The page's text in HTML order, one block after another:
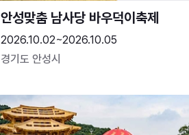
안성맞춤 남사당 바우덕이축제
2026.10.02~2026.10.05
경기도 안성시